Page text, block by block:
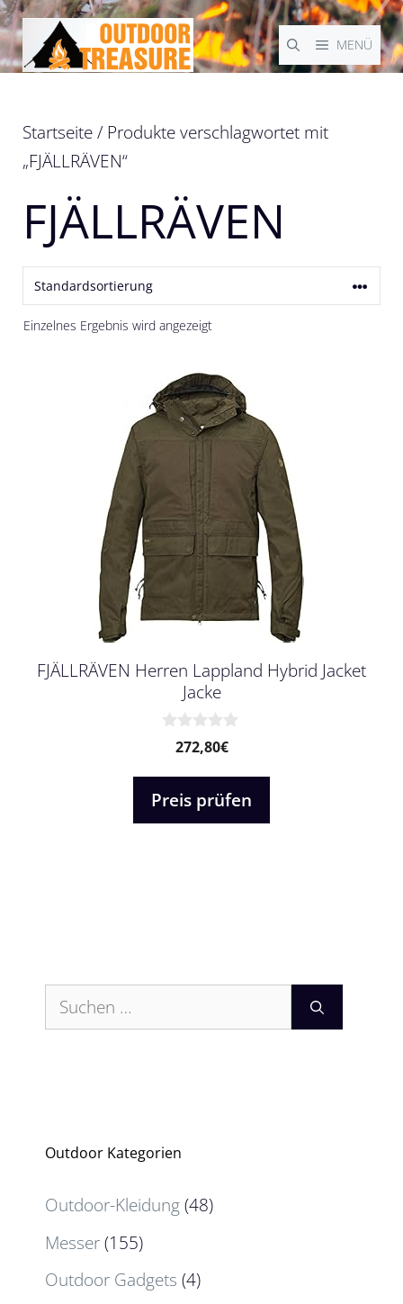
Zum
Inhalt
springen
MENÜ
Startseite/ Produkte verschlagwortet mit
„FJÄLLRÄVEN“
FJÄLLRÄVEN
Einzelnes Ergebnis wird angezeigt
FJÄLLRÄVEN Herren Lappland Hybrid Jacket
Jacke
5
272,80€
Preis prüfen
Suchen
nach:
Outdoor Kategorien
Outdoor-Kleidung(48)
Messer(155)
Outdoor Gadgets (4)